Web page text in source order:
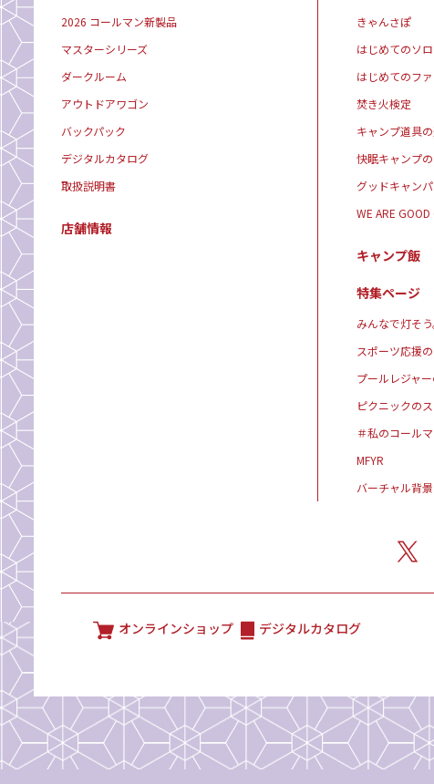
2026 コールマン新製品
マスターシリーズ
ダークルーム
アウトドアワゴン
バックパック
デジタルカタログ
取扱説明書
店舗情報
きゃんさぽ
はじめてのソ
はじめてのフ
焚き火検定
キャンプ道具
快眠キャンプ
グッドキャン
WE ARE GOOD
キャンプ飯
特集ページ
みんなで灯そう
スポーツ応援
プールレジャ
ピクニックの
＃私のコール
MFYR
バーチャル背
オンラインショップ デジタルカタログ